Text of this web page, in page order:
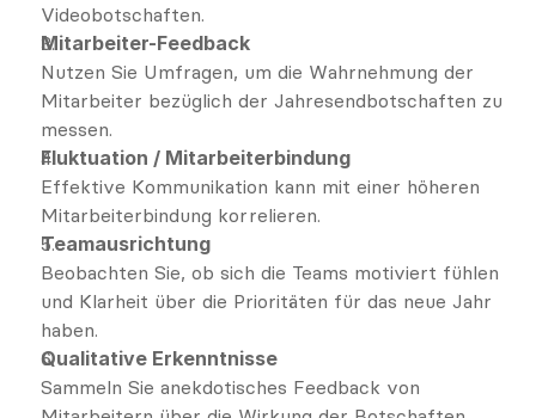
Videobotschaften.
Mitarbeiter-Feedback
Nutzen Sie Umfragen, um die Wahrnehmung der
Mitarbeiter bezüglich der Jahresendbotschaften zu
messen.
Fluktuation / Mitarbeiterbindung
Effektive Kommunikation kann mit einer höheren
Mitarbeiterbindung korrelieren.
Teamausrichtung
Beobachten Sie, ob sich die Teams motiviert fühlen
und Klarheit über die Prioritäten für das neue Jahr
haben.
Qualitative Erkenntnisse
Sammeln Sie anekdotisches Feedback von